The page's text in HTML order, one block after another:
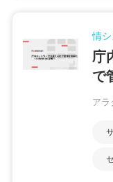
情シ
庁
で
アラ